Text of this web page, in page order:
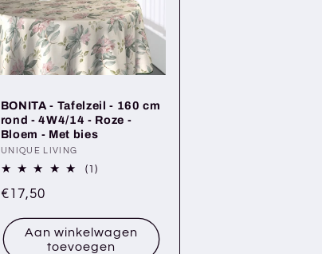
BONITA - Tafelzeil - 160 cm
rond - 4W4/14 - Roze -
Bloem - Met bies
Verkoper:
UNIQUE LIVING
(1)1
Normale
€17,50
Aan winkelwagen
toevoegen